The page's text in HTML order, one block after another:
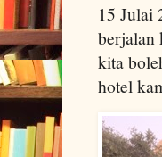
15 Julai
berjalan
kita
hotel